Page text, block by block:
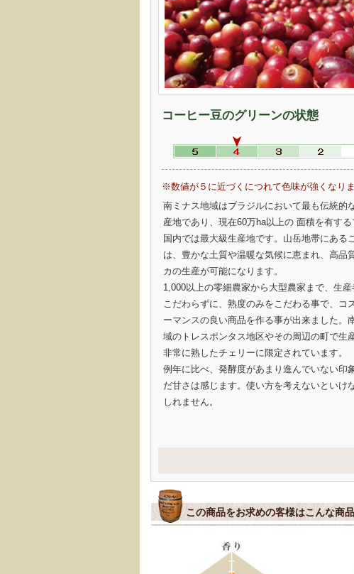
コーヒー豆のグリーンの状態
※数値が５に近づくにつれて色味が強くなりま
南ミナス地域はブラジルにおいて最も伝統的
産地であり、現在60万ha以上の 面積を有す
国内では最大級生産地です。山岳地帯にある
は、豊かな土質や温暖な気候に恵まれ、高品
カの生産が可能になります。
1,000以上の零細農家から大型農家まで、生産
こだわらずに、熟度のみをこだわる事で、コ
ーマンスの良い商品を作る事が出来ました。
域のトレスポンタス地区やその周辺の町で生
非常に熟したチェリーに限定されています。
例年に比べ、発酵度があまり進んでいない印
だ甘さは感じます。使い方を考えないといけ
しれません。
この商品をお求めの客様はこんな商